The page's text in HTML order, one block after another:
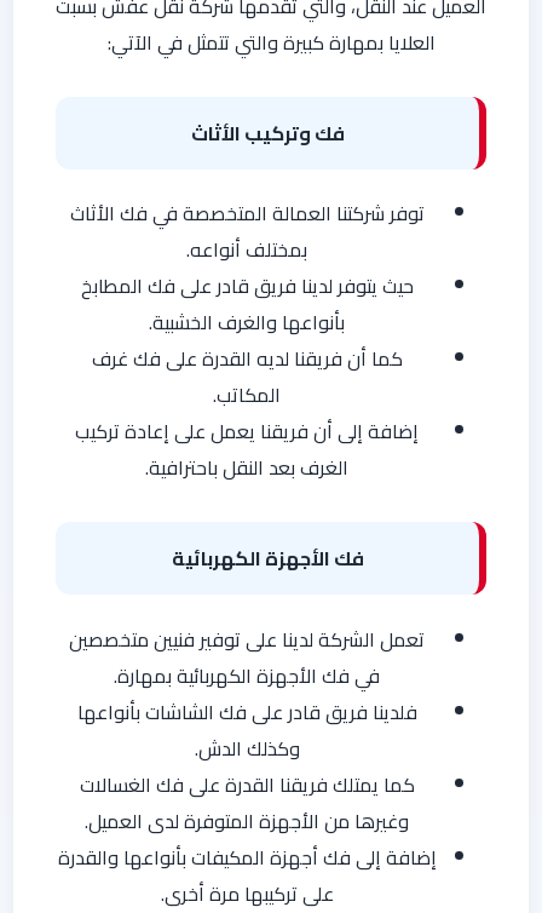
العلايا بمهارة كبيرة والتي تتمثل في الآتي:
فك وتركيب الأثاث
توفر شركتنا العمالة المتخصصة في فك الأثاث
بمختلف أنواعه.
حيث يتوفر لدينا فريق قادر على فك المطابخ
بأنواعها والغرف الخشبية.
كما أن فريقنا لديه القدرة على فك غرف
المكاتب.
إضافة إلى أن فريقنا يعمل على إعادة تركيب
الغرف بعد النقل باحترافية.
فك الأجهزة الكهربائية
تعمل الشركة لدينا على توفير فنيين متخصصين
في فك الأجهزة الكهربائية بمهارة.
فلدينا فريق قادر على فك الشاشات بأنواعها
وكذلك الدش.
كما يمتلك فريقنا القدرة على فك الغسالات
وغيرها من الأجهزة المتوفرة لدى العميل.
إضافة إلى فك أجهزة المكيفات بأنواعها والقدرة
على تركيبها مرة أخرى.